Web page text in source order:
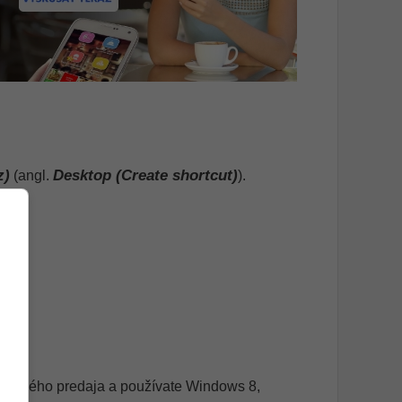
(angl. Desktop (Create shortcut)).
predaja a používate Windows 8,